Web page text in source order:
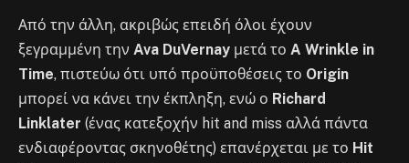
Από την άλλη, ακριβώς επειδή όλοι έχουν
ξεγραμμένη την Ava DuVernay μετά το A Wrinkle in
Time, πιστεύω ότι υπό προϋποθέσεις το Origin
μπορεί να κάνει την έκπληξη, ενώ ο Richard
Linklater (ένας κατεξοχήν hit and miss αλλά πάντα
ενδιαφέροντας σκηνοθέτης) επανέρχεται με το Hit